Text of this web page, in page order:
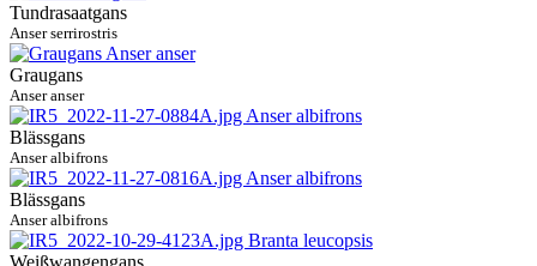
Tundrasaatgans
Anser serrirostris
Graugans
Anser anser
Blässgans
Anser albifrons
Blässgans
Anser albifrons
Weißwangengans